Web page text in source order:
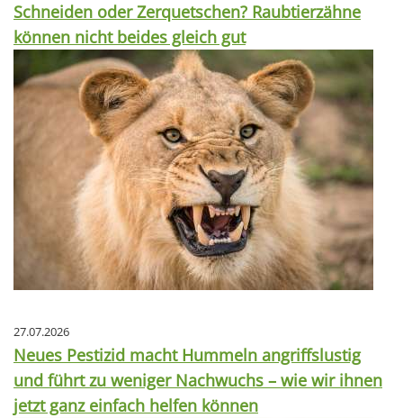
Schneiden oder Zerquetschen? Raubtierzähne
können nicht beides gleich gut
27.07.2026
Neues Pestizid macht Hummeln angriffslustig
und führt zu weniger Nachwuchs – wie wir ihnen
jetzt ganz einfach helfen können